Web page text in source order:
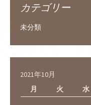
カテゴリー
未分類
2021年10月
月
火 水